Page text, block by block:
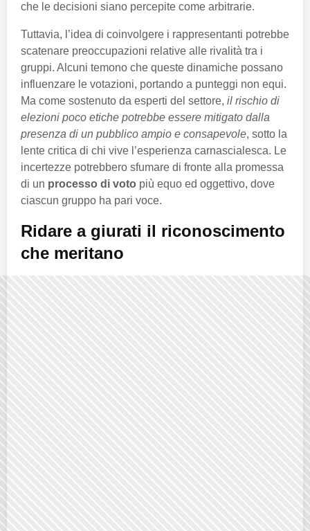
che le decisioni siano percepite come arbitrarie.
Tuttavia, l’idea di coinvolgere i rappresentanti potrebbe
scatenare preoccupazioni relative alle rivalità tra i
gruppi. Alcuni temono che queste dinamiche possano
influenzare le votazioni, portando a punteggi non equi.
Ma come sostenuto da esperti del settore, il rischio di
elezioni poco etiche potrebbe essere mitigato dalla
presenza di un pubblico ampio e consapevole, sotto la
lente critica di chi vive l’esperienza carnascialesca. Le
incertezze potrebbero sfumare di fronte alla promessa
di un processo di voto più equo ed oggettivo, dove
ciascun gruppo ha pari voce.
Ridare a giurati il riconoscimento
che meritano